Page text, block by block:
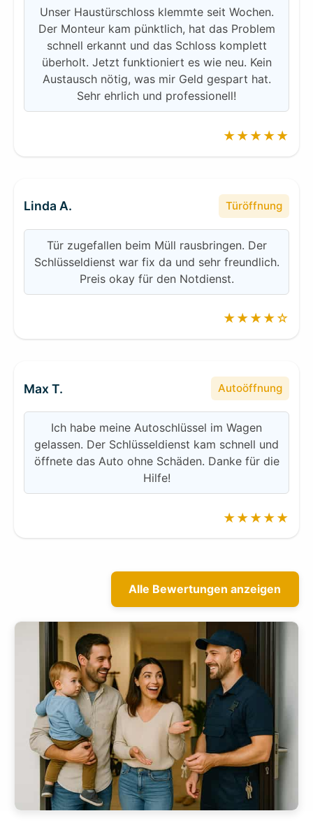
Unser Haustürschloss klemmte seit Wochen.
Der Monteur kam pünktlich, hat das Problem
schnell erkannt und das Schloss komplett
überholt. Jetzt funktioniert es wie neu. Kein
Austausch nötig, was mir Geld gespart hat.
Sehr ehrlich und professionell!
★★★★★
Linda A. Türöffnung
Tür zugefallen beim Müll rausbringen. Der
Schlüsseldienst war fix da und sehr freundlich.
Preis okay für den Notdienst.
★★★★☆
Max T. Autoöffnung
Ich habe meine Autoschlüssel im Wagen
gelassen. Der Schlüsseldienst kam schnell und
öffnete das Auto ohne Schäden. Danke für die
Hilfe!
★★★★★
Alle Bewertungen anzeigen